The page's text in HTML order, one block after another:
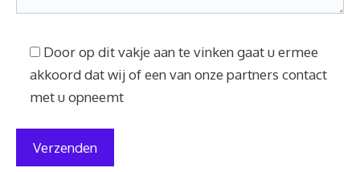
Door op dit vakje aan te vinken gaat u ermee
akkoord dat wij of een van onze partners contact
met u opneemt